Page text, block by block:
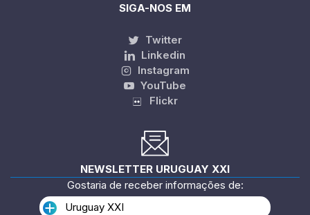
SIGA-NOS EM
Twitter
Linkedin
Instagram
YouTube
Flickr
NEWSLETTER URUGUAY XXI
Gostaria de receber informações de:
Uruguay XXI